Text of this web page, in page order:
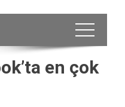
en çok